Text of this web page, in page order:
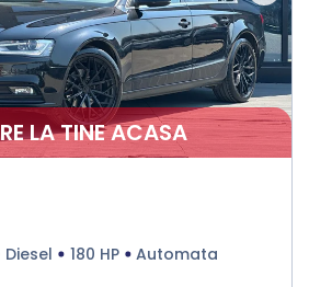
LA TINE ACASA
Diesel 180 HP Automata